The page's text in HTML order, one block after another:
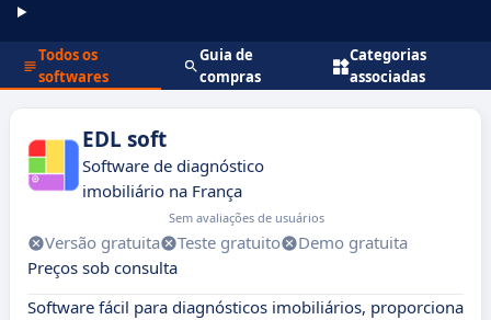
Todos os
softwares
Guia de
compras
Categorias
associadas
EDL soft
Software de diagnóstico
imobiliário na França
Sem avaliações de usuários
Versão gratuita Teste gratuito
Demo gratuita
Preços sob consulta
Software fácil para diagnósticos imobiliários, proporciona